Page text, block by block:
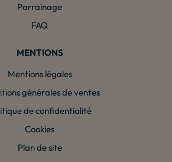
Parrainage
FAQ
MENTIONS
Mentions légales
générales de ventes
de confidentialité
Cookies
Plan de site